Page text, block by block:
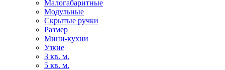
Малогабаритные
Модульные
Скрытые ручки
Размер
Мини-кухни
Узкие
3 кв. м.
5 кв. м.